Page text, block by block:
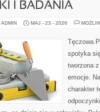
I BADANIA
MAJ - 23 - 2026
Tęczowa
spotyka
tworzona
emocje.
charakter